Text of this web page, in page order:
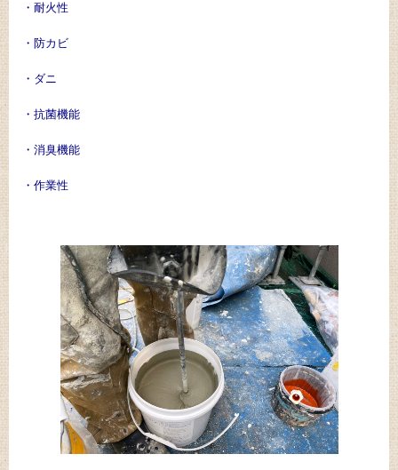
・耐火性
・防カビ
・ダニ
・抗菌機能
・消臭機能
・作業性